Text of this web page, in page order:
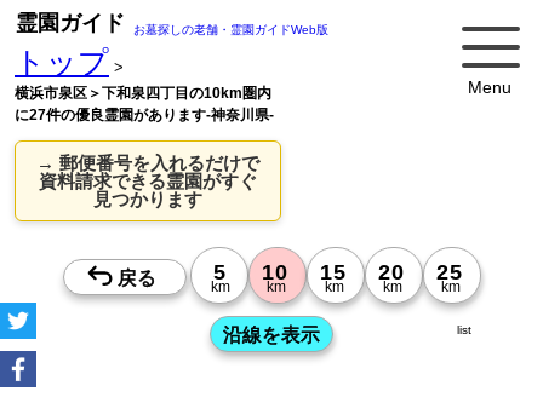
Menu
霊園ガイド お墓探しの老舗・霊園ガイドWeb版
トップ >
横浜市泉区＞下和泉四丁目の10km圏内
に27件の優良霊園があります-神奈川県-
→ 郵便番号を入れるだけで
資料請求できる霊園がすぐ
見つかります
list